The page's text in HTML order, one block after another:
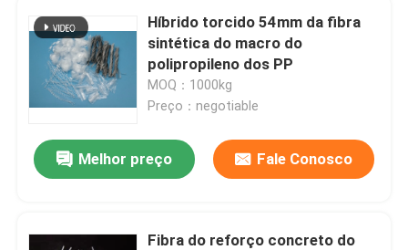
Contacte-nos
Peça umas citações
Adoçantes de Baixa Caloria
Híbrido torcido 54mm da fibra
sintética do macro do
polipropileno dos PP
MOQ：1000kg
Preço：negotiable
Melhor preço Fale Conosco
Fibra do reforço concreto do